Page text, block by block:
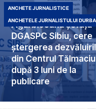
Duduia Liliana
Agârbiceanu șefuța
DGASPC Sibiu, cere
ștergerea
din Centrul Tălmaciu
după 3 luni de la
publicare
ANCHETE JURNALISTICE
ANCHETELE JURNALISTULUI